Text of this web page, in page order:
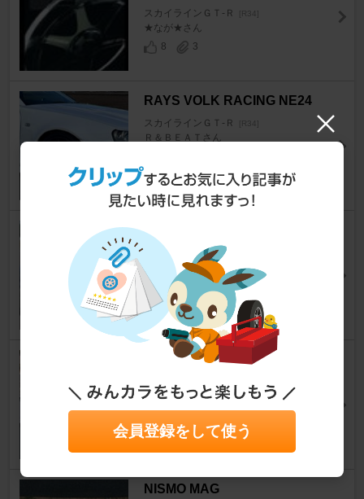
スカイラインＧＴ‐Ｒ [R34]
★なが★さん
8
3
RAYS VOLK RACING NE24
スカイラインＧＴ‐Ｒ [R34]
Ｒ＆ＢＥＡＴさん
SSR GTX04
スカイラインＧＴ‐Ｒ
tshimuさん
ENKEI Racing Revolution RS
スカイラインＧＴ‐Ｒ
18
0
NISMO MAG
会員登録をして使う